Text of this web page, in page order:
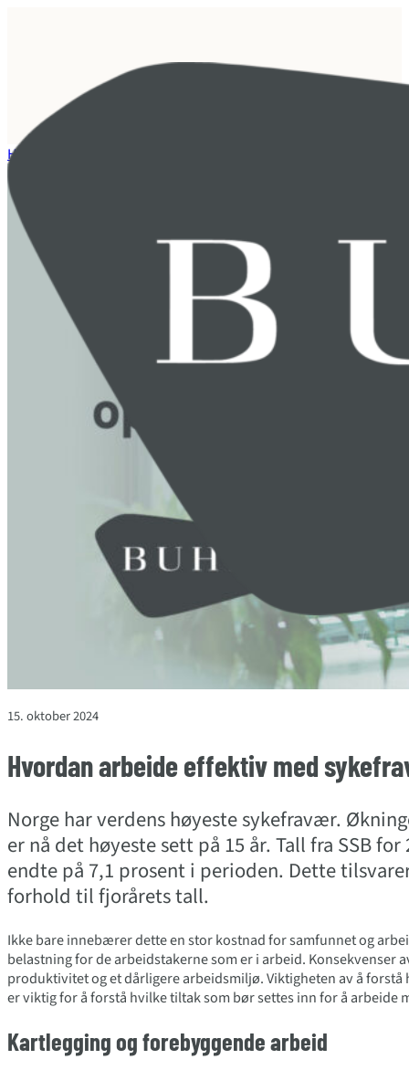
Hjem
15. oktober 2024
Hvordan arbeide effektiv med
Norge har verdens høyeste sykefravær.
er nå det høyeste sett på 15 år. Tall fra SSB
endte på 7,1 prosent i perioden. Dette
forhold til fjorårets tall.
Ikke bare innebærer dette en stor kostnad for samfunnet og
belastning for de arbeidstakerne som er i arbeid. Konsekvenser
produktivitet og et dårligere arbeidsmiljø. Viktigheten av å
er viktig for å forstå hvilke tiltak som bør settes inn for å arbeide
Kartlegging og forebyggende arbeid